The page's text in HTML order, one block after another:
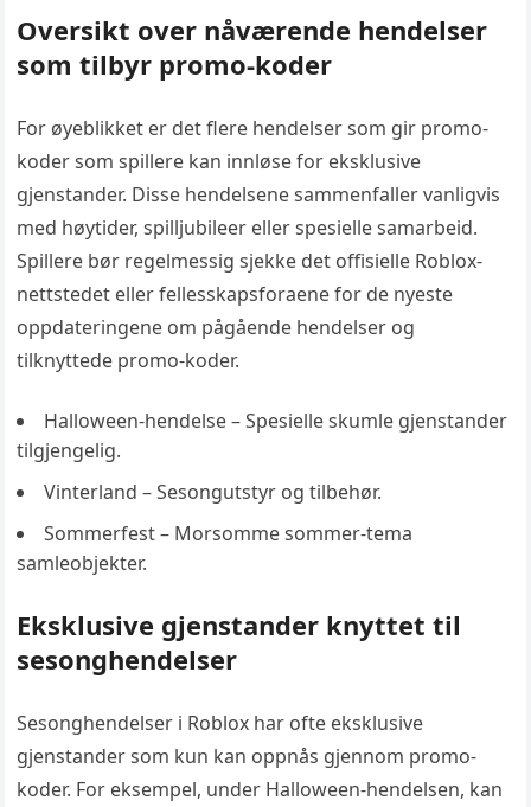
Oversikt over nåværende hendelser
som tilbyr promo-koder
For øyeblikket er det flere hendelser som gir promo-
koder som spillere kan innløse for eksklusive
gjenstander. Disse hendelsene sammenfaller vanligvis
med høytider, spilljubileer eller spesielle samarbeid.
Spillere bør regelmessig sjekke det offisielle Roblox-
nettstedet eller fellesskapsforaene for de nyeste
oppdateringene om pågående hendelser og
tilknyttede promo-koder.
Halloween-hendelse – Spesielle skumle gjenstander
tilgjengelig.
Vinterland – Sesongutstyr og tilbehør.
Sommerfest – Morsomme sommer-tema
samleobjekter.
Eksklusive gjenstander knyttet til
sesonghendelser
Sesonghendelser i Roblox har ofte eksklusive
gjenstander som kun kan oppnås gjennom promo-
koder. For eksempel, under Halloween-hendelsen, kan